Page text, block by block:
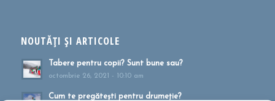
NOUTĂȚI ȘI ARTICOLE
Tabere pentru copii? Sunt bune sau?
octombrie 26, 2021 - 10:10 am
Cum te pregătești pentru drumeție?